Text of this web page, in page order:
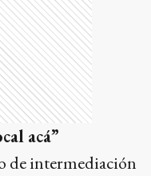
acá”
de intermediación